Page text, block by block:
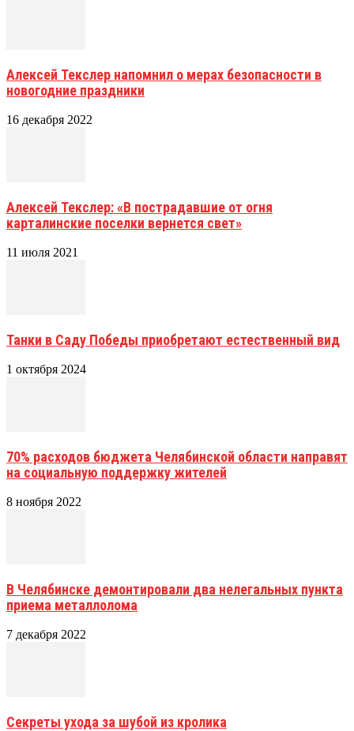
Алексей Текслер напомнил о мерах безопасности в
новогодние праздники
16 декабря 2022
Алексей Текслер: «В пострадавшие от огня
карталинские поселки вернется свет»
11 июля 2021
Танки в Саду Победы приобретают естественный вид
1 октября 2024
70% расходов бюджета Челябинской области направят
на социальную поддержку жителей
8 ноября 2022
В Челябинске демонтировали два нелегальных пункта
приема металлолома
7 декабря 2022
Секреты ухода за шубой из кролика